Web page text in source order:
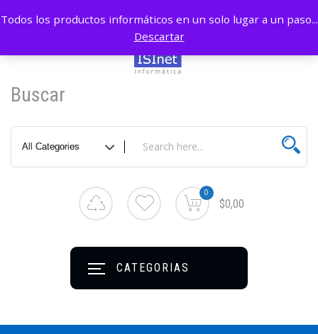
Buscar
0
$0,00
CATEGORIAS
Todos los productos informáticos en un solo lugar a un paso...
Descartar